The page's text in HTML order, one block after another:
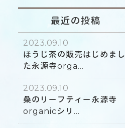
最近の投稿
2023.09.10
ほうじ茶の販売はじめまし
た永源寺orga...
2023.09.10
桑のリーフティー永源寺
organicシリ...